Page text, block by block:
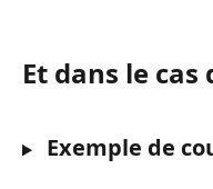
Et dans le cas
Exemple de